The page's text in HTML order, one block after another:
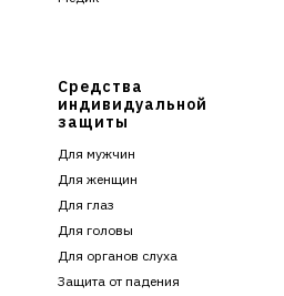
Средства
индивидуальной
защиты
Для мужчин
Для женщин
Для глаз
Для головы
Для органов слуха
Защита от падения